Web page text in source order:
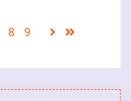
Puslapis
8 Puslapis
9
Sekantis